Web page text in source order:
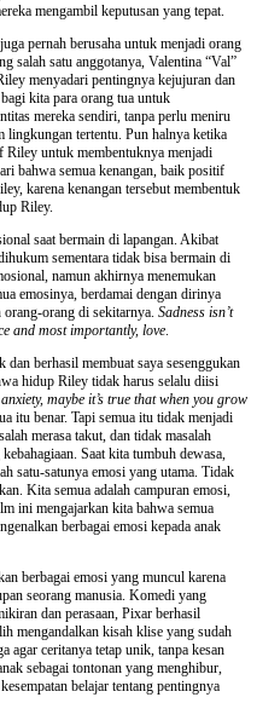
mengambil keputusan yang tepat.
pernah berusaha untuk menjadi orang
salah satu anggotanya, Valentina “Val”
menyadari pentingnya kejujuran dan
kita para orang tua untuk
mereka sendiri, tanpa perlu meniru
lingkungan tertentu. Pun halnya ketika
Riley untuk membentuknya menjadi
bahwa semua kenangan, baik positif
karena kenangan tersebut membentuk
Riley.
saat bermain di lapangan. Akibat
sementara tidak bisa bermain di
namun akhirnya menemukan
emosinya, berdamai dengan dirinya
orang di sekitarnya. Sadness isn’t
and most importantly, love
dan berhasil membuat saya sesenggukan
hidup Riley tidak harus selalu diisi
maybe it’s true that when you grow
itu benar. Tapi semua itu tidak menjadi
merasa takut, dan tidak masalah
Saat kita tumbuh dewasa,
satu-satunya emosi yang utama. Tidak
Kita semua adalah campuran emosi,
ini mengajarkan kita bahwa semua
berbagai emosi kepada anak
berbagai emosi yang muncul karena
seorang manusia. Komedi yang
dan perasaan, Pixar berhasil
mengandalkan kisah klise yang sudah
agar ceritanya tetap unik, tanpa kesan
sebagai tontonan yang menghibur,
belajar tentang pentingnya